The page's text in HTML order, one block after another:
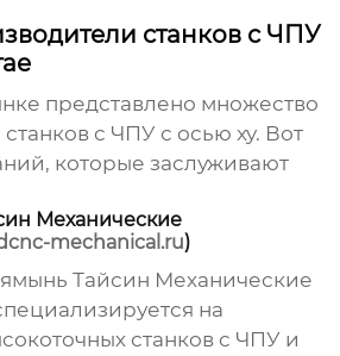
станков с ЧПУ
представлено множество
станков с ЧПУ с осью xy. Вот
которые заслуживают
Механические
mechanical.ru)
Тайсин Механические
на
станков с ЧПУ и